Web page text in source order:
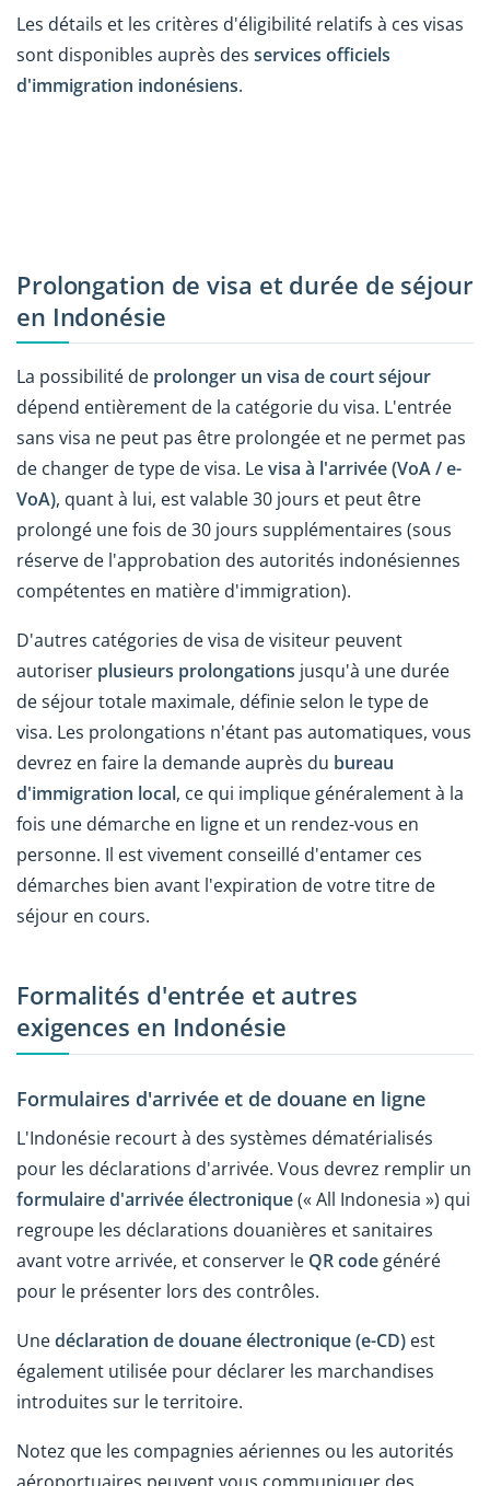
Les détails et les critères d'éligibilité relatifs à ces visas
sont disponibles auprès des services officiels
d'immigration indonésiens.
Prolongation de visa et durée de séjour
en Indonésie
La possibilité de prolonger un visa de court séjour
dépend entièrement de la catégorie du visa. L'entrée
sans visa ne peut pas être prolongée et ne permet pas
de changer de type de visa. Levisa à l'arrivée (VoA / e-
VoA), quant à lui, est valable 30 jours et peut être
prolongé une fois de 30 jours supplémentaires (sous
réserve de l'approbation des autorités indonésiennes
compétentes en matière d'immigration).
D'autres catégories de visa de visiteur peuvent
autoriser plusieurs prolongations jusqu'à une durée
de séjour totale maximale, définie selon le type de
visa. Les prolongations n'étant pas automatiques, vous
devrez en faire la demande auprès du bureau
d'immigration local, ce qui implique généralement à la
fois une démarche en ligne et un rendez-vous en
personne. Il est vivement conseillé d'entamer ces
démarches bien avant l'expiration de votre titre de
séjour en cours.
Formalités d'entrée et autres
exigences en Indonésie
Formulaires d'arrivée et de douane en ligne
L'Indonésie recourt à des systèmes dématérialisés
pour les déclarations d'arrivée. Vous devrez remplir un
formulaire d'arrivée électronique(« All Indonesia ») qui
regroupe les déclarations douanières et sanitaires
avant votre arrivée, et conserver le QR code généré
pour le présenter lors des contrôles.
Unedéclaration de douane électronique (e-CD) est
également utilisée pour déclarer les marchandises
introduites sur le territoire.
Notez que les compagnies aériennes ou les autorités
aéroportuaires peuvent vous communiquer des